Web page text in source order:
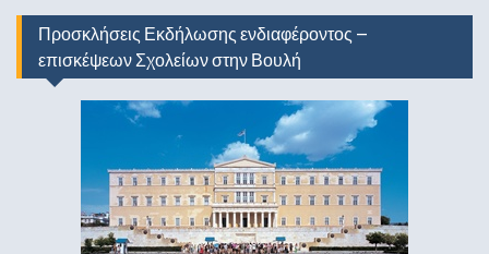
Προσκλήσεις Εκδήλωσης ενδιαφέροντος –
επισκέψεων Σχολείων στην Βουλή